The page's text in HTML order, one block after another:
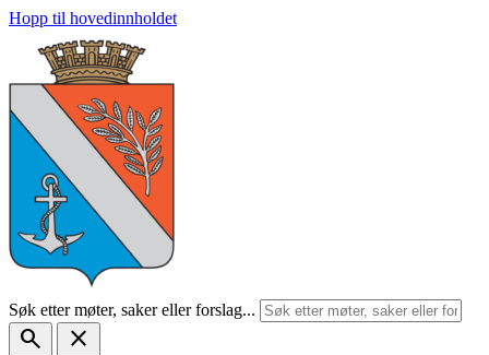
Hopp til hovedinnholdet
Søk etter møter, saker eller forslag...
search
close